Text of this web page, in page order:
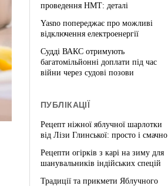
проведення НМТ: деталі
Yasno попереджає про можливі
відключення електроенергії
Судді ВАКС отримують
багатомільйонні доплати під час
війни через судові позови
ПУБЛІКАЦІЇ
Рецепт ніжної яблучної шарлотки
від Лізи Глинської: просто і смачно
Рецепти огірків з карі на зиму для
шанувальників індійських спецій
Традиції та прикмети Яблучного